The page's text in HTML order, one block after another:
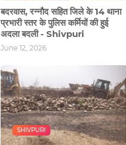
बदरवास, रन्‍नौद सहित जिले के 14 थाना
प्रभारी स्‍तर के पुलिस कर्मियों की हुई
अदला बदली - Shivpuri
June 12, 2026
SHIVPURI